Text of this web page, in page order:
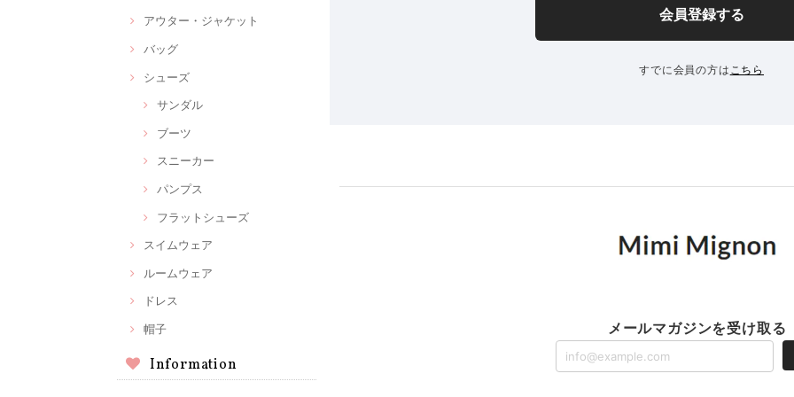
アウター・ジャケット
バッグ
シューズ
サンダル
ブーツ
スニーカー
パンプス
フラットシューズ
スイムウェア
ルームウェア
ドレス
帽子
Information
会員登録する
すでに会員の方は こちら
メールマガジンを受け取る